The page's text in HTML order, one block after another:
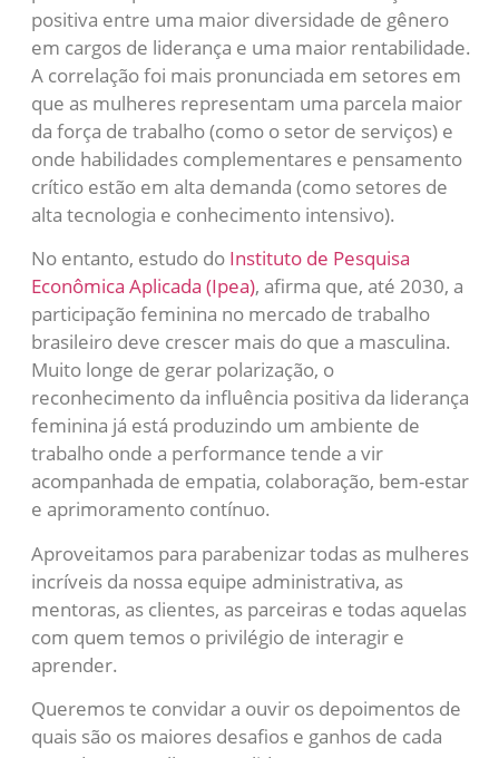
positiva entre uma maior diversidade de gênero
em cargos de liderança e uma maior rentabilidade.
A correlação foi mais pronunciada em setores em
que as mulheres representam uma parcela maior
da força de trabalho (como o setor de serviços) e
onde habilidades complementares e pensamento
crítico estão em alta demanda (como setores de
alta tecnologia e conhecimento intensivo).
No entanto, estudo do Instituto de Pesquisa
Econômica Aplicada (Ipea), afirma que, até 2030, a
participação feminina no mercado de trabalho
brasileiro deve crescer mais do que a masculina.
Muito longe de gerar polarização, o
reconhecimento da influência positiva da liderança
feminina já está produzindo um ambiente de
trabalho onde a performance tende a vir
acompanhada de empatia, colaboração, bem-estar
e aprimoramento contínuo.
Aproveitamos para parabenizar todas as mulheres
incríveis da nossa equipe administrativa, as
mentoras, as clientes, as parceiras e todas aquelas
com quem temos o privilégio de interagir e
aprender.
Queremos te convidar a ouvir os depoimentos de
quais são os maiores desafios e ganhos de cada